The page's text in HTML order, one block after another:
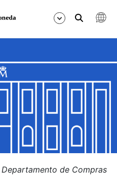
de Compras